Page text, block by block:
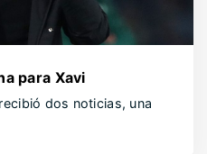
para Xavi
dos noticias, una